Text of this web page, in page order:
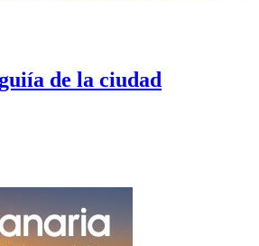
de la ciudad